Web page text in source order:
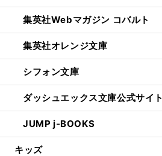
集英社Webマガジン コバルト
集英社オレンジ文庫
シフォン文庫
ダッシュエックス文庫公式サイト
JUMP j-BOOKS
キッズ